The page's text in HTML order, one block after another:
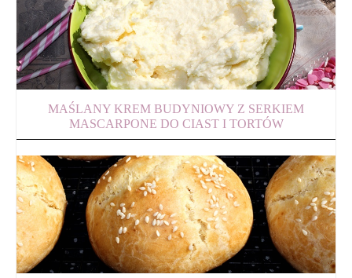
MAŚLANY KREM BUDYNIOWY Z SERKIEM
MASCARPONE DO CIAST I TORTÓW